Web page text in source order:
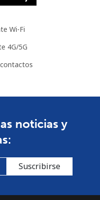
Wi-Fi
4G/5G
noticias y
Suscribirse